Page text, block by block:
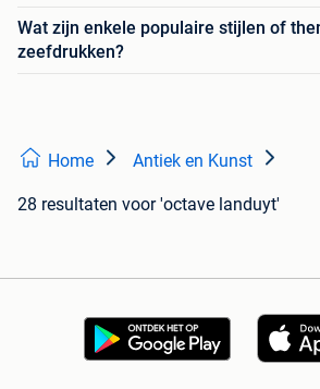
Wat zijn enkele populaire stijlen of
zeefdrukken?
Home Antiek en Kunst
28 resultaten voor 'octave landuyt'